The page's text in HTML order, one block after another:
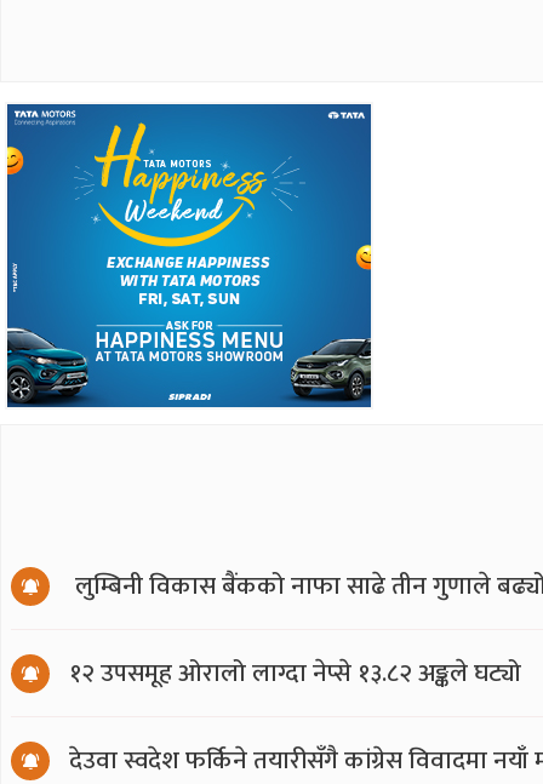
लुम्बिनी विकास बैंकको नाफा साढे तीन गुणाले
१२ उपसमूह ओरालो लाग्दा नेप्से १३.८२ अङ्कले घट्यो
देउवा स्वदेश फर्किने तयारीसँगै कांग्रेस विवादमा